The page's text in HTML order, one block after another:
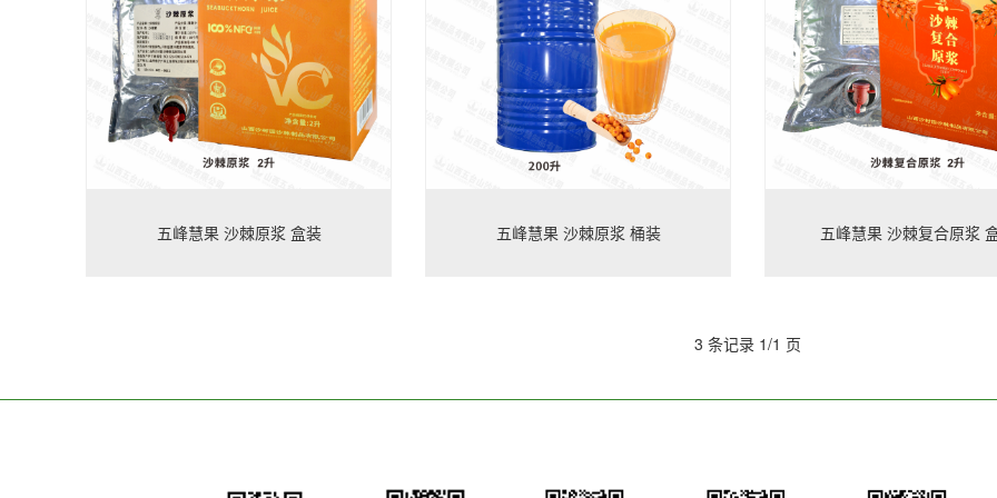
五峰慧果 沙棘原浆 盒装 五峰慧果 沙棘原浆 桶装 五峰慧果 沙棘复合原浆
3 条记录 1/1 页